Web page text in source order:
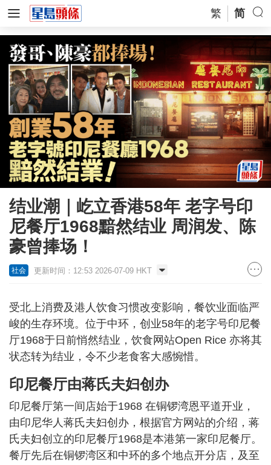
繁 简
结业潮｜屹立香港58年 老字号印
尼餐厅1968黯然结业 周润发、陈
豪曾捧场！
社会 更新时间：12:53 2026-07-09 HKT
受北上消费及港人饮食习惯改变影响，餐饮业面临严
峻的生存环境。位于中环，创业58年的老字号印尼餐
厅1968于日前悄然结业，饮食网站Open Rice 亦将其
状态转为结业，令不少老食客大感惋惜。
印尼餐厅由蒋氏夫妇创办
印尼餐厅第一间店始于1968 在铜锣湾恩平道开业，
由印尼华人蒋氏夫妇创办，根据官方网站的介绍，蒋
氏夫妇创立的印尼餐厅1968是本港第一家印尼餐厅。
餐厅先后在铜锣湾区和中环的多个地点开分店，及至